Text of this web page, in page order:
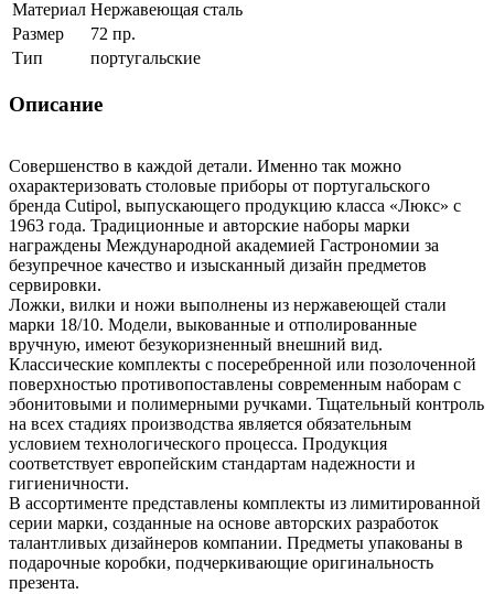
Материал Нержавеющая сталь
Размер
72 пр.
Тип
португальские
Описание
Совершенство в каждой детали. Именно так можно
охарактеризовать столовые приборы от португальского
бренда Cutipol, выпускающего продукцию класса «Люкс» с
1963 года. Традиционные и авторские наборы марки
награждены Международной академией Гастрономии за
безупречное качество и изысканный дизайн предметов
сервировки.
Ложки, вилки и ножи выполнены из нержавеющей стали
марки 18/10. Модели, выкованные и отполированные
вручную, имеют безукоризненный внешний вид.
Классические комплекты с посеребренной или позолоченной
поверхностью противопоставлены современным наборам с
эбонитовыми и полимерными ручками. Тщательный контроль
на всех стадиях производства является обязательным
условием технологического процесса. Продукция
соответствует европейским стандартам надежности и
гигиеничности.
В ассортименте представлены комплекты из лимитированной
серии марки, созданные на основе авторских разработок
талантливых дизайнеров компании. Предметы упакованы в
подарочные коробки, подчеркивающие оригинальность
презента.